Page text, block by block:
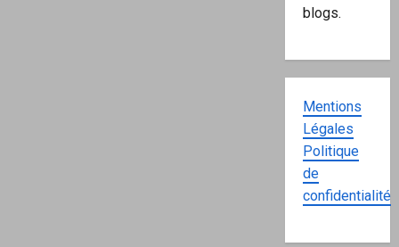
blogs.
Mentions
Légales
Politique
de
confidentialité